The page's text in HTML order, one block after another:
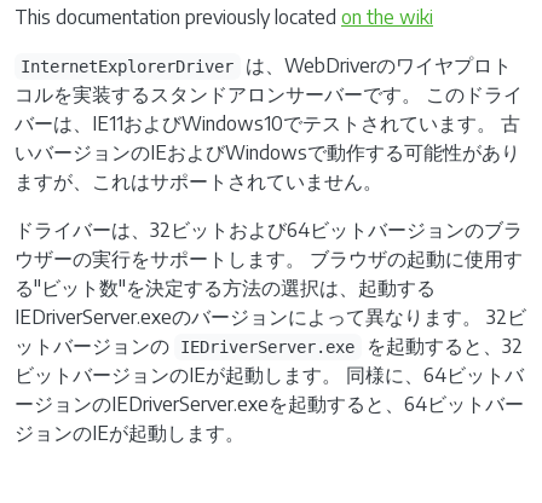
This documentation previously located on the wiki
InternetExplorerDriver
は、WebDriverのワイヤプロト
コルを実装するスタンドアロンサーバーです。 このドライ
バーは、IE11およびWindows10でテストされています。 古
いバージョンのIEおよびWindowsで動作する可能性があり
ますが、これはサポートされていません。
ドライバーは、32ビットおよび64ビットバージョンのブラ
ウザーの実行をサポートします。 ブラウザの起動に使用す
る"ビット数"を決定する方法の選択は、起動する
IEDriverServer.exeのバージョンによって異なります。 32ビ
ットバージョンの
IEDriverServer.exe
を起動すると、32
ビットバージョンのIEが起動します。 同様に、64ビットバ
ージョンのIEDriverServer.exeを起動すると、64ビットバー
ジョンのIEが起動します。